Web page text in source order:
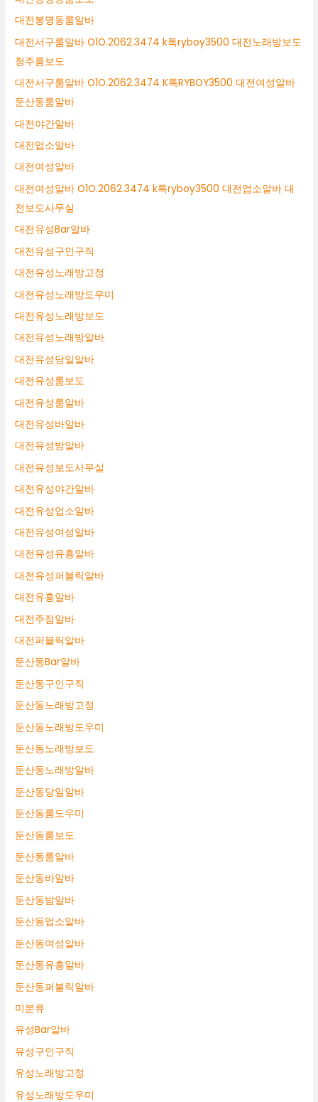
대전봉명동룸알바
대전서구룸알바 O1O.2062.3474 k톡ryboy3500 대전노래방보도
청주룸보도
대전서구룸알바 O1O.2062.3474 K톡RYBOY3500 대전여성알바
둔산동룸알바
대전야간알바
대전업소알바
대전여성알바
대전여성알바 O1O.2062.3474 k톡ryboy3500 대전업소알바 대
전보도사무실
대전유성Bar알바
대전유성구인구직
대전유성노래방고정
대전유성노래방도우미
대전유성노래방보도
대전유성노래방알바
대전유성당일알바
대전유성룸보도
대전유성룸알바
대전유성바알바
대전유성밤알바
대전유성보도사무실
대전유성야간알바
대전유성업소알바
대전유성여성알바
대전유성유흥알바
대전유성퍼블릭알바
대전유흥알바
대전주점알바
대전퍼블릭알바
둔산동Bar알바
둔산동구인구직
둔산동노래방고정
둔산동노래방도우미
둔산동노래방보도
둔산동노래방알바
둔산동당일알바
둔산동룸도우미
둔산동룸보도
둔산동룸알바
둔산동바알바
둔산동밤알바
둔산동업소알바
둔산동여성알바
둔산동유흥알바
둔산동퍼블릭알바
미분류
유성Bar알바
유성구인구직
유성노래방고정
유성노래방도우미